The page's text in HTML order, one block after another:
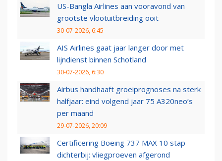
US-Bangla Airlines aan vooravond van
grootste vlootuitbreiding ooit
30-07-2026, 6:45
AIS Airlines gaat jaar langer door met
lijndienst binnen Schotland
30-07-2026, 6:30
Airbus handhaaft groeiprognoses na sterk
halfjaar: eind volgend jaar 75 A320neo’s
per maand
29-07-2026, 20:09
Certificering Boeing 737 MAX 10 stap
dichterbij: vliegproeven afgerond